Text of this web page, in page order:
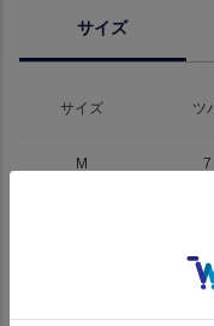
サイズ
サイズ ツ
M 7
上記のサイズの